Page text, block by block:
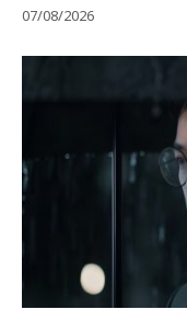
07/08/2026